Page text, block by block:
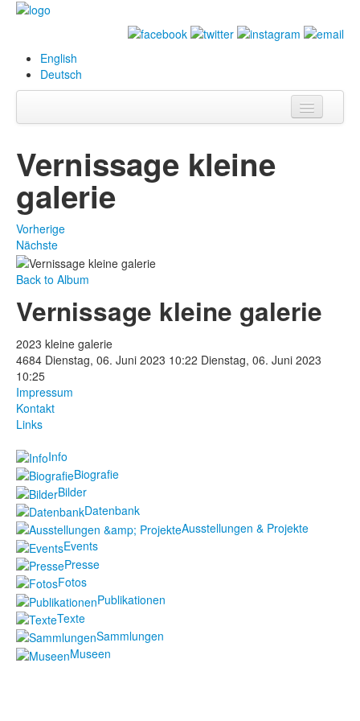
English
Deutsch
Biografie
Bilder
& Projekte
Events
Presse
Museen
Vernissage kleine
galerie
Vorherige
Nächste
Back to Album
Vernissage kleine galerie
2023 kleine galerie
4684 Dienstag, 06. Juni 2023 10:22 Dienstag, 06. Juni 2023
10:25
Impressum
Kontakt
Links
Info
Biografie
Bilder
Datenbank
Ausstellungen & Projekte
Events
Presse
Fotos
Publikationen
Texte
Sammlungen
Museen